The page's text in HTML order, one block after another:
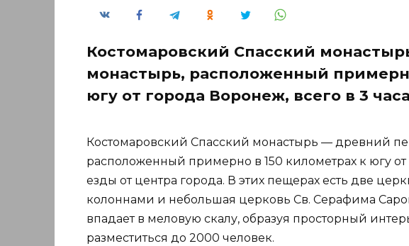
Костомаровский Спасский
монастырь, расположенный
югу от города Воронеж, всего в 3
Костомаровский Спасский монастырь — древний
расположенный примерно в 150 километрах к югу от
езды от центра города. В этих пещерах есть две
колоннами и небольшая церковь Св. Серафима
впадает в меловую скалу, образуя просторный
разместиться до 2000 человек.